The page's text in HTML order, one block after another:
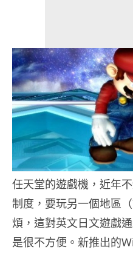
任天堂的遊戲機，近年
制度，要玩另一個地區
煩，這對英文日文遊戲
是很不方便。新推出的